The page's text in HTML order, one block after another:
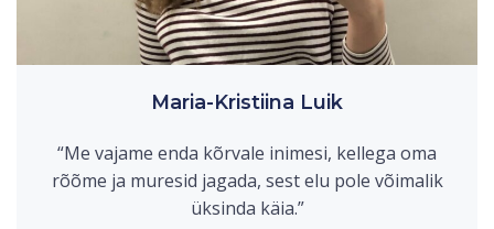
Maria-Kristiina Luik
“Me vajame enda kõrvale inimesi, kellega oma
rõõme ja muresid jagada, sest elu pole võimalik
üksinda käia.”